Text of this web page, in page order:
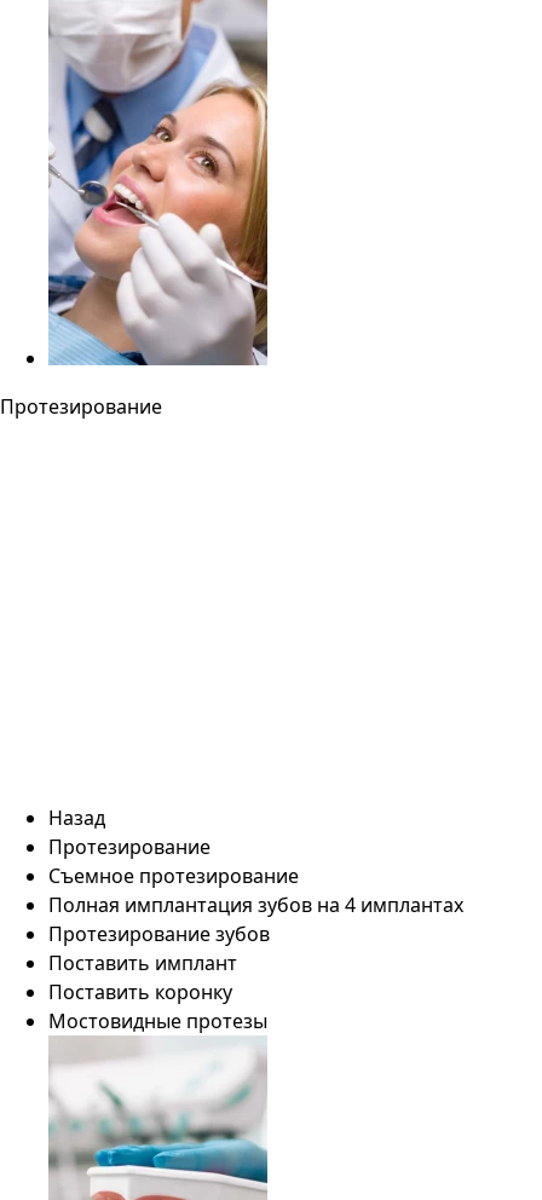
Протезирование
Назад
Протезирование
Съемное протезирование
Полная имплантация зубов на 4 имплантах
Протезирование зубов
Поставить имплант
Поставить коронку
Мостовидные протезы